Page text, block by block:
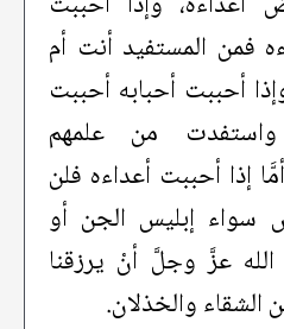
فمن المستفيد أنت أم
أحببت أحبابه أحببت
واستفدت من علمهم
إذا أحببت أعداءه فلن
سواء إبليس الجن أو
عزَّ وجلَّ أنْ يرزقنا
الشقاء والخذلان.